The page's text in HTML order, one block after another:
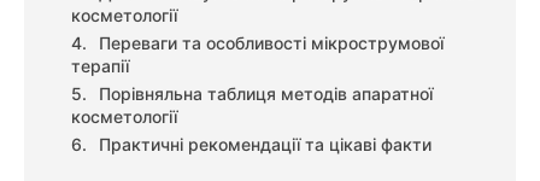
косметології
Переваги та особливості мікрострумової
терапії
Порівняльна таблиця методів апаратної
косметології
Практичні рекомендації та цікаві факти